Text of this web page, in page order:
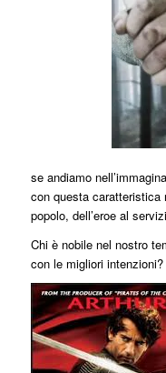
se andiamo
con questa caratteristica
popolo, dell’eroe al
Chi è nobile nel nostro
con le migliori intenzioni?